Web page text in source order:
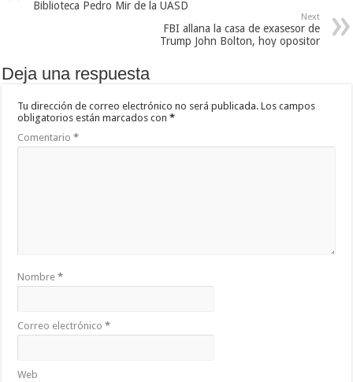
Biblioteca Pedro Mir de la UASD
Next
FBI allana la casa de exasesor de
Trump John Bolton, hoy opositor
Deja una respuesta
Tu dirección de correo electrónico no será publicada. Los campos
obligatorios están marcados con*
Comentario*
Nombre*
Correo electrónico*
Web